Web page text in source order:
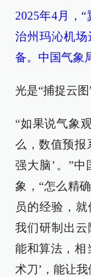
2025年4月，
治州玛沁机
备。中国气象
光是“捕捉云图
“如果说气象
么，数值预报
强大脑’。”
象，“怎么精
员的经验，
我们研制出
能和算法，相
术刀’，能让